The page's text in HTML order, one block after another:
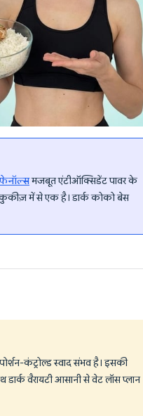
मजबूत एंटीऑक्सिडेंट पावर के
कुकीज़ में से एक है। डार्क कोको बेस
कंट्रोल्ड स्वाद संभव है। इसकी
वैरायटी आसानी से वेट लॉस प्लान